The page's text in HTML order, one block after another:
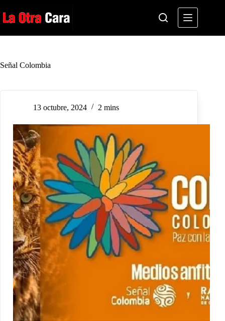
al
contenido
Señal Colombia
13 octubre, 2024 2 mins